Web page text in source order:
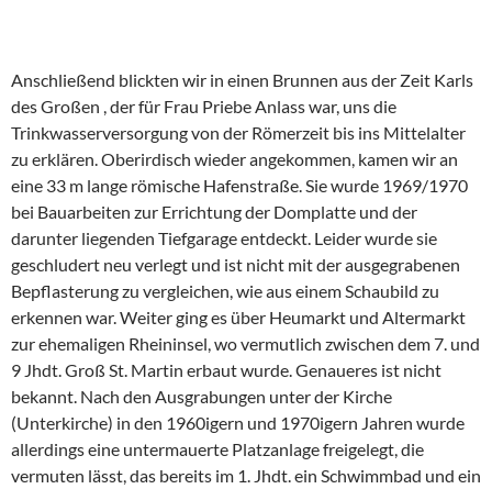
Anschließend blickten wir in einen Brunnen aus der Zeit Karls
des Großen , der für Frau Priebe Anlass war, uns die
Trinkwasserversorgung von der Römerzeit bis ins Mittelalter
zu erklären. Oberirdisch wieder angekommen, kamen wir an
eine 33 m lange römische Hafenstraße. Sie wurde 1969/1970
bei Bauarbeiten zur Errichtung der Domplatte und der
darunter liegenden Tiefgarage entdeckt. Leider wurde sie
geschludert neu verlegt und ist nicht mit der ausgegrabenen
Bepflasterung zu vergleichen, wie aus einem Schaubild zu
erkennen war. Weiter ging es über Heumarkt und Altermarkt
zur ehemaligen Rheininsel, wo vermutlich zwischen dem 7. und
9 Jhdt. Groß St. Martin erbaut wurde. Genaueres ist nicht
bekannt. Nach den Ausgrabungen unter der Kirche
(Unterkirche) in den 1960igern und 1970igern Jahren wurde
allerdings eine untermauerte Platzanlage freigelegt, die
vermuten lässt, das bereits im 1. Jhdt. ein Schwimmbad und ein